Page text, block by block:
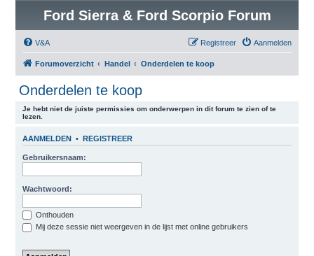
Ford Sierra & Ford Scorpio Forum
V&A Aanmelden
Registreer
Forumoverzicht Handel Onderdelen te koop
Onderdelen te koop
Je hebt niet de juiste permissies om onderwerpen in dit forum te zien of te
lezen.
AANMELDEN • REGISTREER
Gebruikersnaam:
Wachtwoord:
Onthouden
Mij deze sessie niet weergeven in de lijst met online gebruikers